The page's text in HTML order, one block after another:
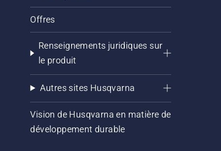
Offres
Renseignements juridiques sur
le produit
Autres sites Husqvarna
Vision de Husqvarna en matière de
développement durable